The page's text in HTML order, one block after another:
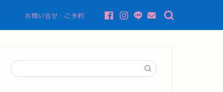
お問い合せ・ご予約